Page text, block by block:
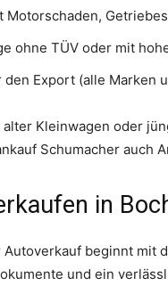
Motorschaden,
ohne TÜV oder mit
den Export (alle Marken
alter Kleinwagen oder
Schumacher auch
in
Autoverkauf beginnt mit
und ein